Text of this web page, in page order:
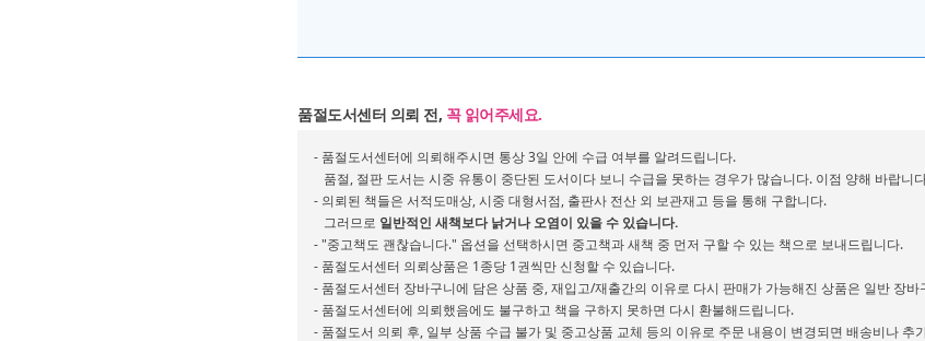
품절도서센터 의뢰 전, 꼭 읽어주세요.
- 품절도서센터에 의뢰해주시면 통상 3일 안에 수급 여부를 알려드립니다.
품절, 절판 도서는 시중 유통이 중단된 도서이다 보니 수급을 못하는 경우가 많습니다. 이점 양해 바랍니
- 의뢰된 책들은 서적도매상, 시중 대형서점, 출판사 전산 외 보관재고 등을 통해 구합니다.
그러므로 일반적인 새책보다 낡거나 오염이 있을 수 있습니다.
- "중고책도 괜찮습니다." 옵션을 선택하시면 중고책과 새책 중 먼저 구할 수 있는 책으로 보내드립니다.
- 품절도서센터 의뢰상품은 1종당 1권씩만 신청할 수 있습니다.
- 품절도서센터 장바구니에 담은 상품 중, 재입고/재출간의 이유로 다시 판매가 가능해진 상품은 일반 장
- 품절도서센터에 의뢰했음에도 불구하고 책을 구하지 못하면 다시 환불해드립니다.
- 품절도서 의뢰 후, 일부 상품 수급 불가 및 중고상품 교체 등의 이유로 주문 내용이 변경되면 배송비나 추